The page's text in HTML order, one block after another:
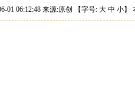
01 06:12:48 来源:原创 【字号: 大 中 小】